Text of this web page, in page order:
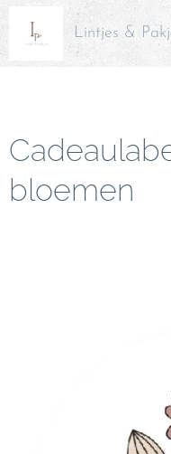
Lintjes &
bloemen